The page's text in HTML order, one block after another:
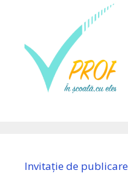
Invitație de